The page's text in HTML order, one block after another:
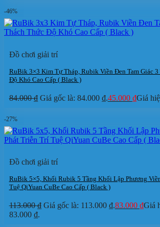
-46%
Đồ chơi giải trí
RuBik 3×3 Kim Tự Tháp, Rubik Viền Đen Tam Giác 3
Độ Khó Cao Cấp ( Black )
84.000₫ Giá gốc là: 84.000 ₫.45.000 ₫Giá
-27%
Đồ chơi giải trí
RuBik 5×5, Khối Rubik 5 Tầng Khối Lập Phương
Tuệ QiYuan CuBe Cao Cấp ( Black )
113.000₫ Giá gốc là: 113.000 ₫.83.000 ₫Giá
83.000 ₫.